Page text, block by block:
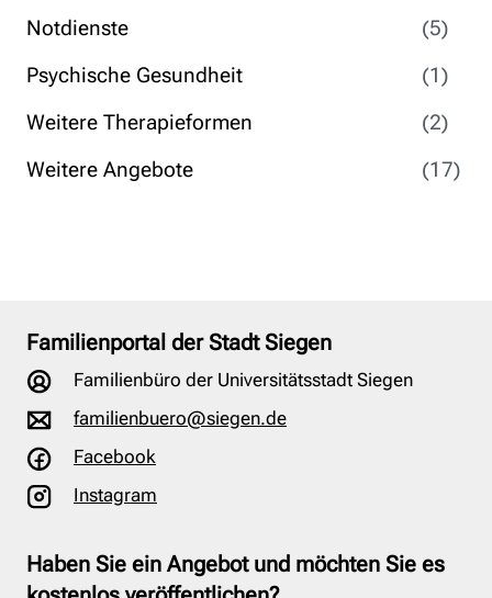
Notdienste
(5)
Psychische Gesundheit
(1)
Weitere Therapieformen
(2)
Weitere Angebote
(17)
Familienportal der Stadt Siegen
Familienbüro der Universitätsstadt Siegen
familienbuero@siegen.de
Facebook
Instagram
Haben Sie ein Angebot und möchten Sie es